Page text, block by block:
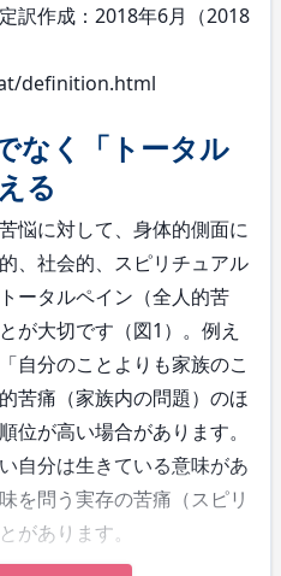
訳作成：2018年6月（2018
definition.html
なく「トータル
る
悩に対して、身体的側面に
、社会的、スピリチュアル
ータルペイン（全人的苦
が大切です（図1）。例え
自分のことよりも家族のこ
苦痛（家族内の問題）のほ
位が高い場合があります。
自分は生きている意味があ
を問う実存の苦痛（スピリ
があります。